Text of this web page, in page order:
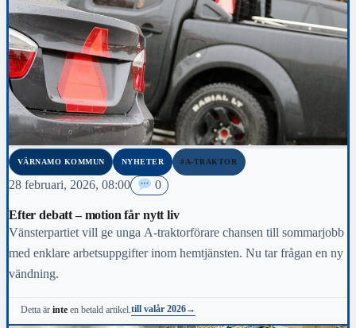
VÄRNAMO KOMMUN NYHETER #A-TRAKTOR
28 februari, 2026, 08:00 0
Efter debatt – motion får nytt liv
Vänsterpartiet vill ge unga A-traktorförare chansen till sommarjobb
med enklare arbetsuppgifter inom hemtjänsten. Nu tar frågan en ny
vändning.
Detta ärinte en betald artikel.till valår 2026→